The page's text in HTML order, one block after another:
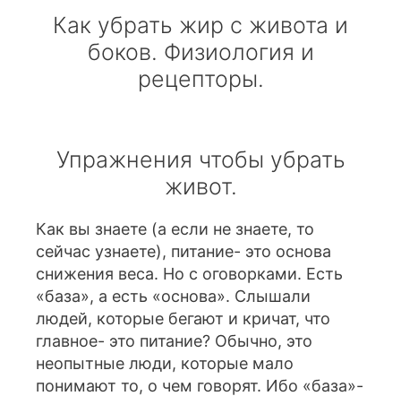
Как убрать жир с живота и
боков. Физиология и
рецепторы.
Упражнения чтобы убрать
живот.
Как вы знаете (а если не знаете, то
сейчас узнаете), питание- это основа
снижения веса. Но с оговорками. Есть
«база», а есть «основа». Слышали
людей, которые бегают и кричат, что
главное- это питание? Обычно, это
неопытные люди, которые мало
понимают то, о чем говорят. Ибо «база»-